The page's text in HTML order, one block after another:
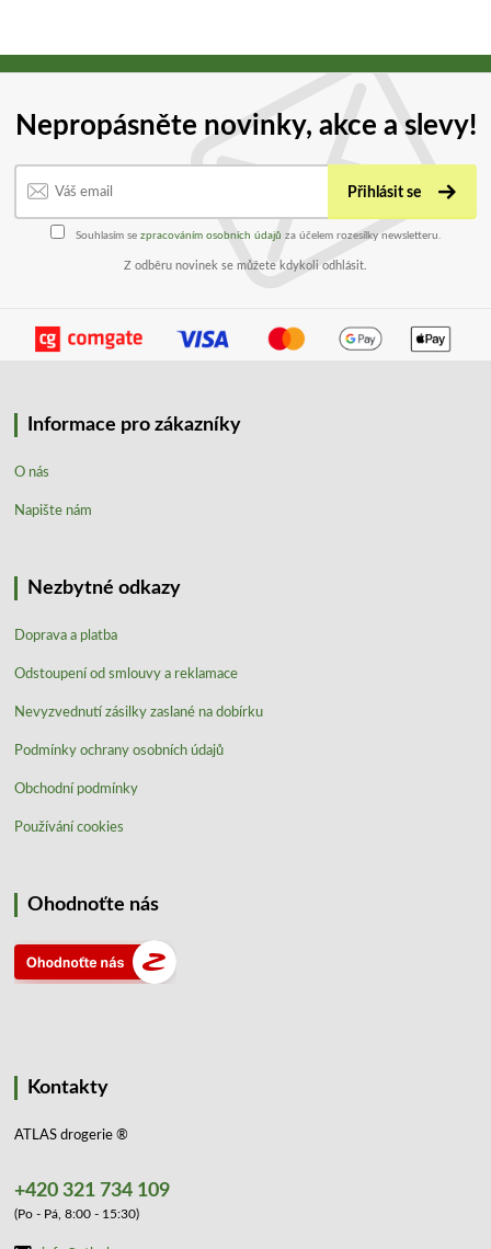
Nepropásněte novinky, akce a slevy!
Přihlásit se
Souhlasím se zpracováním osobních údajů za účelem rozesílky newsletteru.
Z odběru novinek se můžete kdykoli odhlásit.
Informace pro zákazníky
O nás
Napište nám
Nezbytné odkazy
Doprava a platba
Odstoupení od smlouvy a reklamace
Nevyzvednutí zásilky zaslané na dobírku
Podmínky ochrany osobních údajů
Obchodní podmínky
Používání cookies
Ohodnoťte nás
Kontakty
ATLAS drogerie ®
+420 321 734 109
(Po - Pá, 8:00 - 15:30)